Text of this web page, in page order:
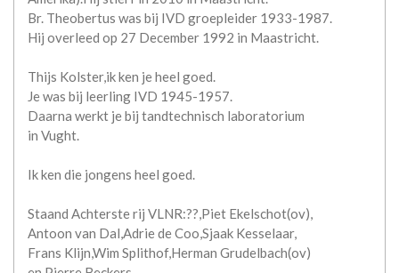
Br. Theobertus was bij IVD groepleider 1933-1987.
Hij overleed op 27 December 1992 in Maastricht.
Thijs Kolster,ik ken je heel goed.
Je was bij leerling IVD 1945-1957.
Daarna werkt je bij tandtechnisch laboratorium
in Vught.
Ik ken die jongens heel goed.
Staand Achterste rij VLNR:??,Piet Ekelschot(ov),
Antoon van Dal,Adrie de Coo,Sjaak Kesselaar,
Frans Klijn,Wim Splithof,Herman Grudelbach(ov)